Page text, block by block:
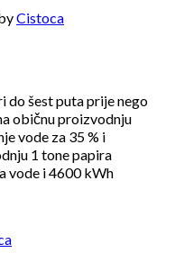
Cistoca
do šest puta prije nego
običnu proizvodnju
vode za 35 % i
1 tone papira
vode i 4600 kWh